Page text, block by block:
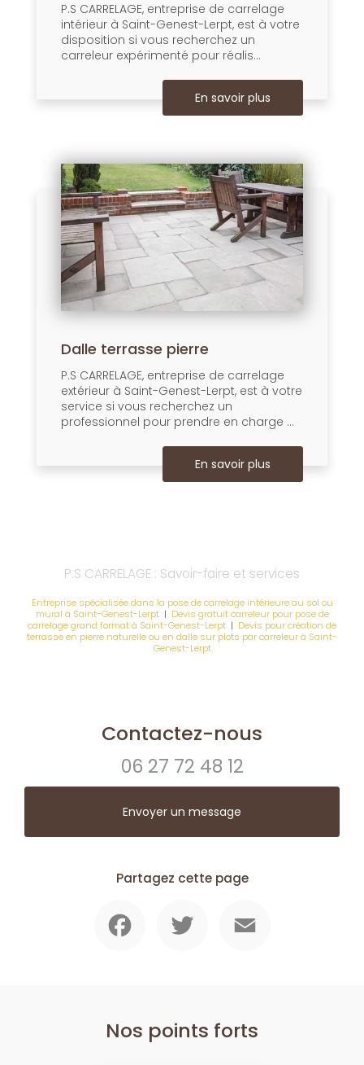
P.S CARRELAGE, entreprise de carrelage
intérieur à Saint-Genest-Lerpt, est à votre
disposition si vous recherchez un
carreleur expérimenté pour réalis...
En savoir plus
Dalle terrasse pierre
P.S CARRELAGE, entreprise de carrelage
extérieur à Saint-Genest-Lerpt, est à votre
service si vous recherchez un
professionnel pour prendre en charge ...
En savoir plus
P.S CARRELAGE : Savoir-faire et services
Entreprise spécialisée dans la pose de carrelage intérieure au sol ou
mural à Saint-Genest-Lerpt| Devis gratuit carreleur pour pose de
carrelage grand format à Saint-Genest-Lerpt | Devis pour création de
terrasse en pierre naturelle ou en dalle sur plots par carreleur à Saint-
Genest-Lerpt
Contactez-nous
06 27 72 48 12
Envoyer un message
Partagez cette page
Nos points forts